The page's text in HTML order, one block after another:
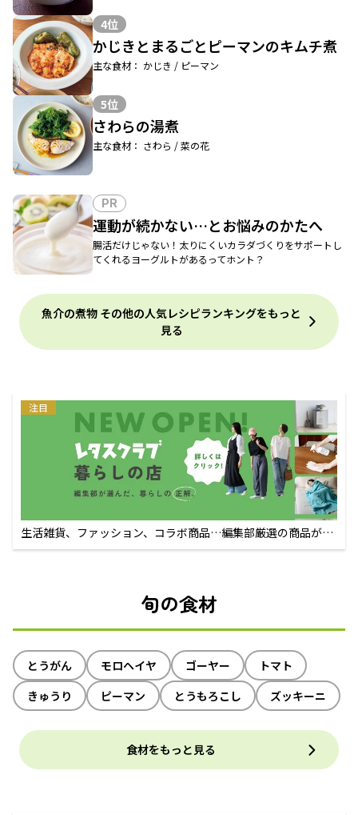
4位
かじきとまるごとピーマンのキムチ煮
主な食材： かじき / ピーマン
5位
さわらの湯煮
主な食材： さわら / 菜の花
PR
運動が続かない…とお悩みのかたへ
腸活だけじゃない！太りにくいカラダづくりをサポートし
てくれるヨーグルトがあるってホント？
魚介の煮物 その他の人気レシピランキングをもっと
見る
注目
生活雑貨、ファッション、コラボ商品…編集部厳選の商品が買
えるECサイト
旬の食材
とうがん モロヘイヤ ゴーヤー
トマト
きゅうり
ピーマン とうもろこし ズッキーニ
食材をもっと見る